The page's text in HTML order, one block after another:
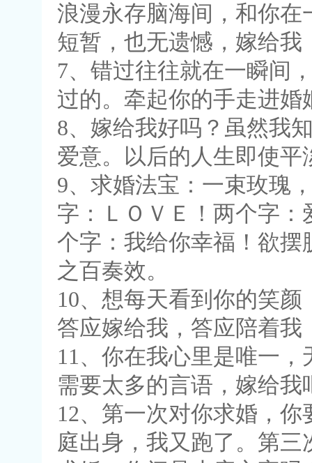
浪漫永存脑海间，和你
短暂，也无遗憾，嫁给
7、错过往往就在一瞬间
过的。牵起你的手走进
8、嫁给我好吗？虽然我
爱意。以后的人生即使
9、求婚法宝：一束玫瑰
字：ＬＯＶＥ！两个字
个字：我给你幸福！欲
之百奏效。
10、想每天看到你的笑
答应嫁给我，答应陪着
11、你在我心里是唯一
需要太多的言语，嫁给
12、第一次对你求婚，
庭出身，我又跑了。第